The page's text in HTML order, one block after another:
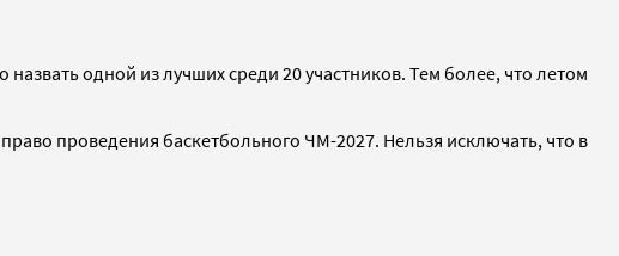
одной из лучших среди 20 участников. Тем более, что летом
проведения баскетбольного ЧМ-2027. Нельзя исключать, что в